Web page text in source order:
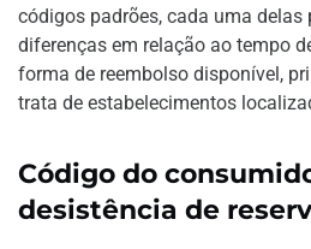
códigos padrões, cada uma delas
diferenças em relação ao tempo
forma de reembolso disponível,
trata de estabelecimentos
Código do
desistência de